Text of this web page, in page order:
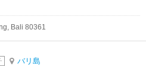
Bali 80361
バリ島